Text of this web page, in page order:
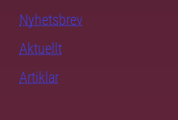
Nyhetsbrev
Aktuellt
Artiklar